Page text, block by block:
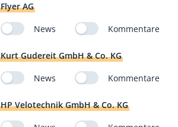
Flyer AG
News
Kommentare
Kurt Gudereit GmbH & Co. KG
News
Kommentare
HP Velotechnik GmbH & Co. KG